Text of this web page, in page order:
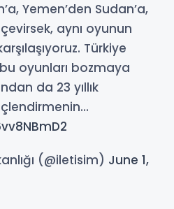
Yemen’den Sudan’a,
aynı oyunun
Türkiye
oyunları bozmaya
da 23 yıllık
(@iletisim) June 1,